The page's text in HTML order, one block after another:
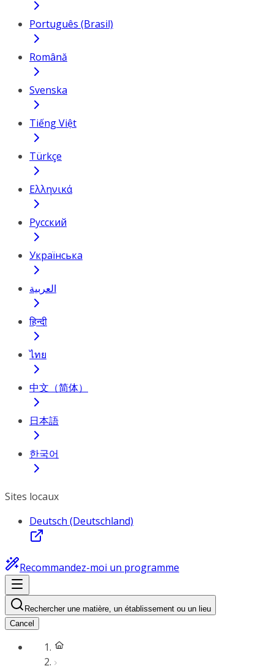
Português (Brasil)
Română
Svenska
Tiếng Việt
Türkçe
Ελληνικά
Русский
Українська
العربية
हिन्दी
ไทย
中文（简体）
日本語
한국어
Sites locaux
Deutsch (Deutschland)
Recommandez-moi un programme
Rechercher une matière, un établissement ou un lieu
Cancel